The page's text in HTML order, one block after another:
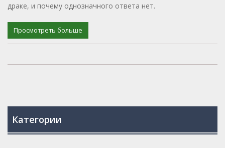
драке, и почему однозначного ответа нет.
Просмотреть больше
Категории